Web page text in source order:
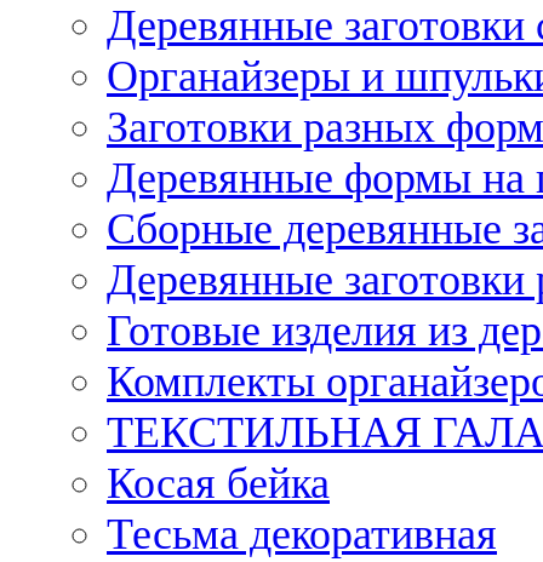
Деревянные заготовки
Органайзеры и
Заготовки разных
Деревянные формы на
Сборные деревянные
Деревянные заготовки
Готовые изделия из
Комплекты
ТЕКСТИЛЬНАЯ
Косая бейка
Тесьма декоративная